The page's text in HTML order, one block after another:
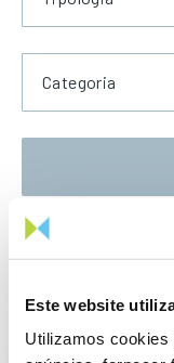
Este website
Utilizamos cookies
Categoria
Data Decrescente